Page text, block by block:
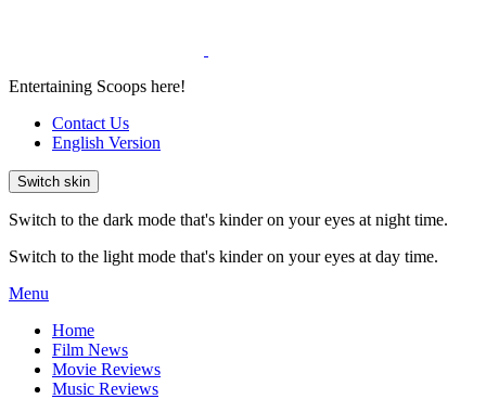
Entertaining Scoops here!
Contact Us
English Version
Switch skin
Switch to the dark mode that's kinder on your eyes at night time.
Switch to the light mode that's kinder on your eyes at day time.
Menu
Home
Film News
Movie Reviews
Music Reviews